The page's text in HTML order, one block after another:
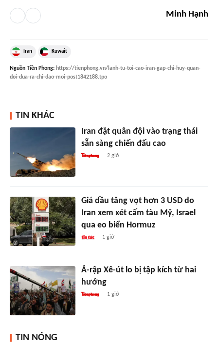
Minh Hạnh
Iran Kuwait
Nguồn Tiền Phong: https://tienphong.vn/lanh-tu-toi-cao-iran-gap-chi-huy-quan-
doi-dua-ra-chi-dao-moi-post1842188.tpo
TIN KHÁC
Iran đặt quân đội vào trạng thái
sẵn sàng chiến đấu cao
2 giờ
Giá dầu tăng vọt hơn 3 USD do
Iran xem xét cấm tàu Mỹ, Israel
qua eo biển Hormuz
1 giờ
Ả-rập Xê-út lo bị tập kích từ hai
hướng
1 giờ
TIN NÓNG